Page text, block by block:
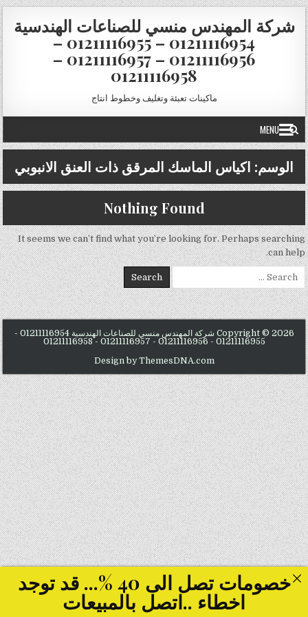
Skip to content
شركة المهندس منسي للصناعات الهندسية
01211116954 – 01211116955 –
01211116956 – 01211116957 –
01211116958
ماكينات تعبئة وتغليف وخطوط انتاج
MENU
الوسم: اكياس الماسك المرقق ذات العنق الانبوبي
Nothing Found
It seems we can’t find what you’re looking for. Perhaps searching
can help.
Search for:
Copyright © 2026 شركة المهندس منسي للصناعات الهندسية 01211116954 -
01211116955 - 01211116956 - 01211116957 - 01211116958
Design by ThemesDNA.com
خصومات تصل الى 40 %... قد توجد
اخطاء ..اتصل بالمبيعات